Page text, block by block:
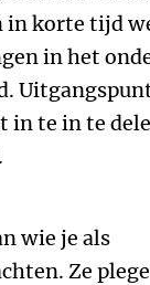
in korte tijd
in het
in te in te
wie je als
Ze